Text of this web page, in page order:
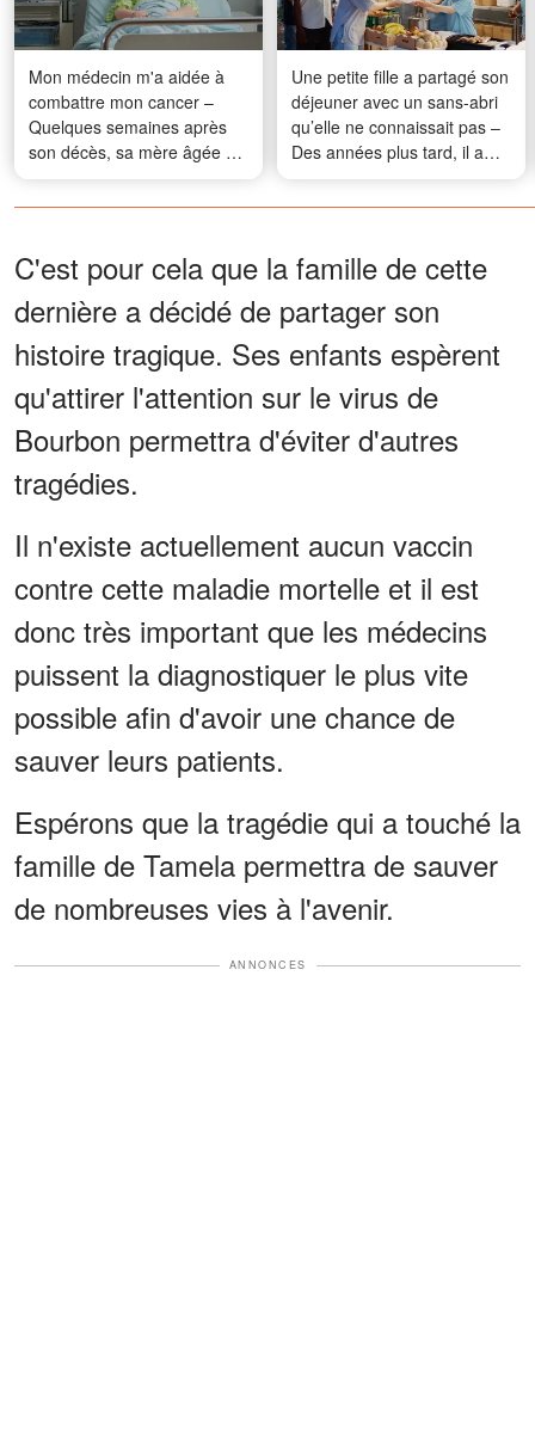
Mon médecin m'a aidée à
combattre mon cancer –
Quelques semaines après
son décès, sa mère âgée de
90 ans m'a appelée pour me
faire une proposition qui a
Une petite fille a partagé son
déjeuner avec un sans-abri
qu’elle ne connaissait pas –
Des années plus tard, il a
frappé à sa porte en
costume
C'est pour cela que la famille de cette
dernière a décidé de partager son
histoire tragique. Ses enfants espèrent
qu'attirer l'attention sur le virus de
Bourbon permettra d'éviter d'autres
tragédies.
Il n'existe actuellement aucun vaccin
contre cette maladie mortelle et il est
donc très important que les médecins
puissent la diagnostiquer le plus vite
possible afin d'avoir une chance de
sauver leurs patients.
Espérons que la tragédie qui a touché la
famille de Tamela permettra de sauver
de nombreuses vies à l'avenir.
ANNONCES